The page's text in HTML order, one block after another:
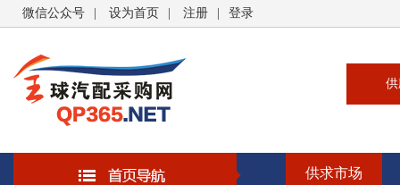
微信公众号 设为首页 注册 登录
供求市场